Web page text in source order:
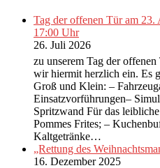
Tag der offenen Tür am
17:00 Uhr
26. Juli 2026
zu unserem Tag der
wir hiermit herzlich ein. Es
Groß und Klein: –
Einsatzvorführungen–
Spritzwand Für das
Pommes Frites; –
Kaltgetränke…
„Rettung des
16. Dezember 2025